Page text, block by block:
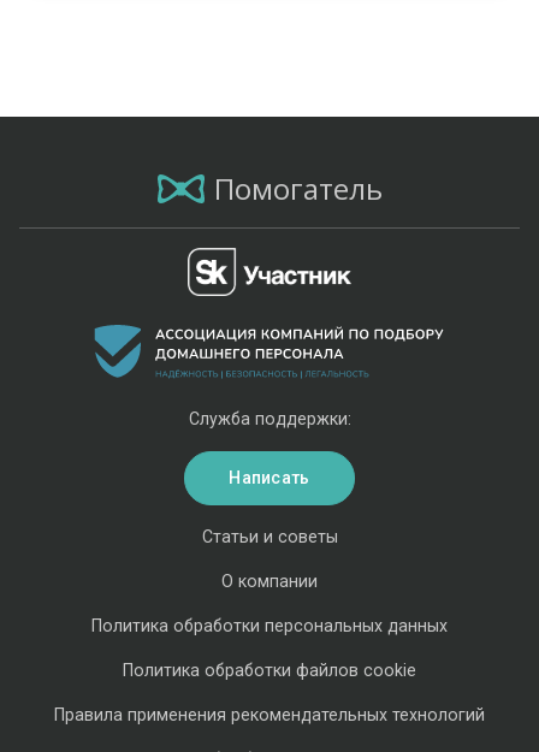
Помогатель
Статьи и советы
О компании
Политика обработки персональных данных
Политика обработки файлов cookie
Правила применения рекомендательных технологий
Служба поддержки:
Написать